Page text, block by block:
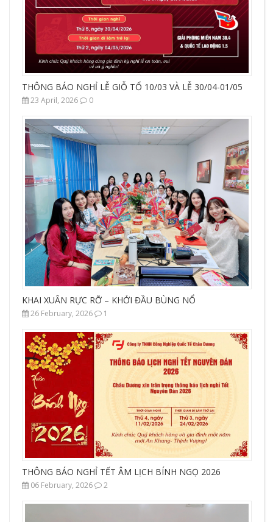
THÔNG BÁO NGHỈ LỄ GIỖ TỔ 10/03 VÀ LỄ 30/04-01/05
23 April, 2026 0
KHAI XUÂN RỰC RỠ – KHỞI ĐẦU BÙNG NỔ
26 February, 2026 1
THÔNG BÁO NGHỈ TẾT ÂM LỊCH BÍNH NGỌ 2026
06 February, 2026 2